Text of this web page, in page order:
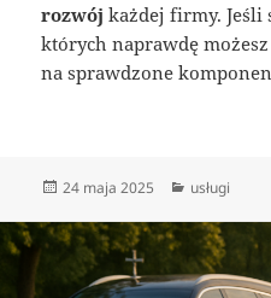
rozwój każdej firmy. Jeśli
których naprawdę
na sprawdzone
Data
24 maja 2025 Kategorie
usługi